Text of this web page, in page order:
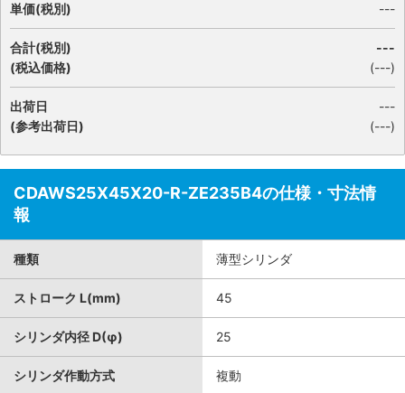
単価(税別) ---
合計(税別)
(税込価格)
---
(---)
出荷日
(参考出荷日)
---
(---)
CDAWS25X45X20-R-ZE235B4の仕様・寸法情
報
種類 薄型シリンダ
ストローク L(mm) 45
シリンダ内径 D(φ) 25
シリンダ作動方式 複動